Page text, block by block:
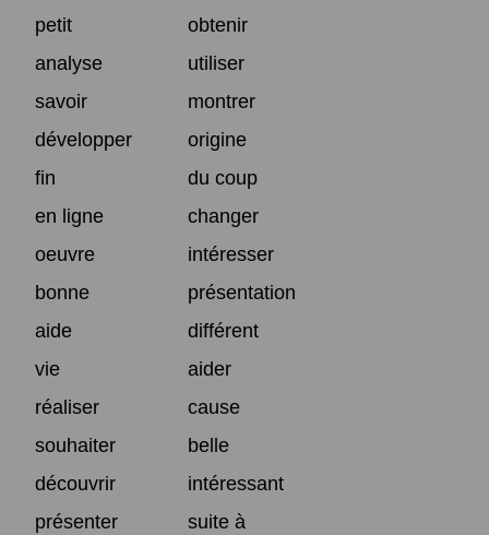
petit
obtenir
analyse
utiliser
savoir
montrer
développer
origine
fin
du coup
en ligne
changer
oeuvre
intéresser
bonne
présentation
aide
différent
vie
aider
réaliser
cause
souhaiter
belle
découvrir
intéressant
présenter
suite à